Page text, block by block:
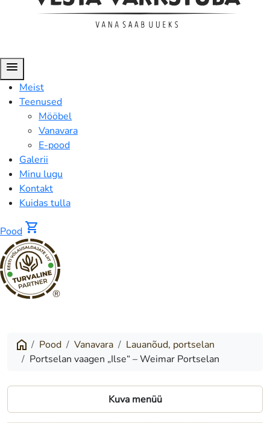
menu
Meist
Teenused
Mööbel
Vanavara
E-pood
Galerii
Minu lugu
Kontakt
Kuidas tulla
Pood shopping_cart
®
„Ilse“
Weimar
Portselan
Pood Vanavara
Lauanõud, portselan
Portselan vaagen „Ilse“ – Weimar Portselan
Kuva menüü